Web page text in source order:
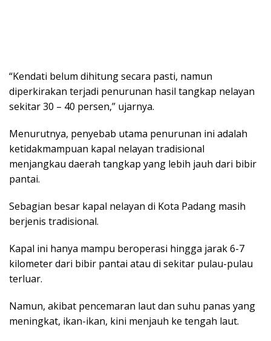
“Kendati belum dihitung secara pasti, namun
diperkirakan terjadi penurunan hasil tangkap nelayan
sekitar 30 – 40 persen,” ujarnya.
Menurutnya, penyebab utama penurunan ini adalah
ketidakmampuan kapal nelayan tradisional
menjangkau daerah tangkap yang lebih jauh dari bibir
pantai.
Sebagian besar kapal nelayan di Kota Padang masih
berjenis tradisional.
Kapal ini hanya mampu beroperasi hingga jarak 6-7
kilometer dari bibir pantai atau di sekitar pulau-pulau
terluar.
Namun, akibat pencemaran laut dan suhu panas yang
meningkat, ikan-ikan, kini menjauh ke tengah laut.